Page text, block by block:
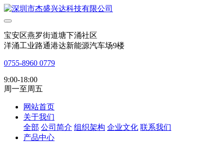
宝安区燕罗街道塘下涌社区
洋涌工业路通港达新能源汽车场9楼
0755-8960 0779
9:00-18:00
周一至周五
网站首页
关于我们
全部 公司简介 组织架构 企业文化 联系我们
产品中心